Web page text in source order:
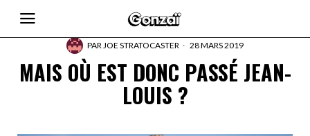
PARJOE STRATOCASTER 28 MARS 2019
MAIS OÙ EST DONC PASSÉ JEAN-
LOUIS ?